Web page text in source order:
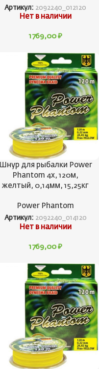
Артикул: 2092240_012120
Нет в наличии
1769,00 ₽
Шнур для рыбалки Power
Phantom 4x, 120м,
желтый, 0,14мм, 15,25кг
Power Phantom
Артикул: 2092240_014120
Нет в наличии
1769,00 ₽